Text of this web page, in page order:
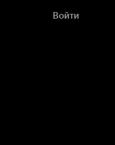
Войти